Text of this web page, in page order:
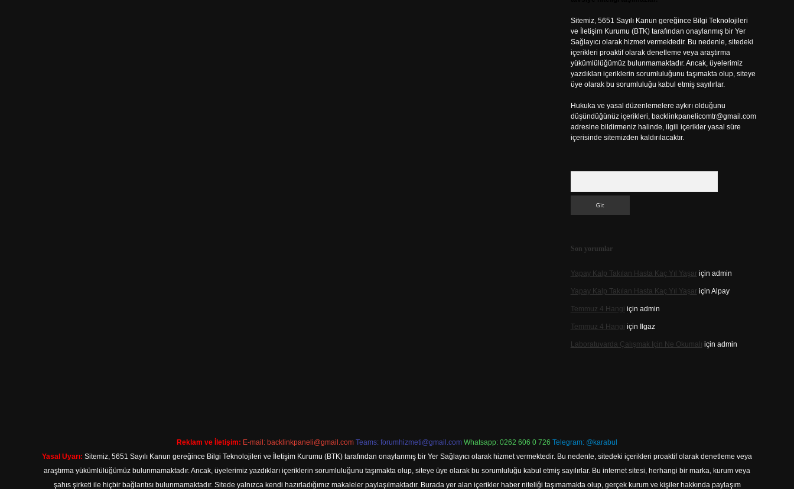
Sitemiz, 5651 Sayılı Kanun gereğince Bilgi Teknolojileri
ve İletişim Kurumu (BTK) tarafından onaylanmış bir Yer
Sağlayıcı olarak hizmet vermektedir. Bu nedenle, sitedeki
içerikleri proaktif olarak denetleme veya araştırma
yükümlülüğümüz bulunmamaktadır. Ancak, üyelerimiz
yazdıkları içeriklerin sorumluluğunu taşımakta olup, siteye
üye olarak bu sorumluluğu kabul etmiş sayılırlar.
Hukuka ve yasal düzenlemelere aykırı olduğunu
düşündüğünüz içerikleri, backlinkpanelicomtr@gmail.com
adresine bildirmeniz halinde, ilgili içerikler yasal süre
içerisinde sitemizden kaldırılacaktır.
Son yorumlar
Yapay Kalp Takılan Hasta Kaç Yıl Yaşariçin admin
Yapay Kalp Takılan Hasta Kaç Yıl Yaşariçin Alpay
Temmuz 4 Hangi için admin
Temmuz 4 Hangi için Ilgaz
Laboratuvarda Çalışmak Için Ne Okumalı için admin
Reklam ve İletişim: E-mail: backlinkpaneli@gmail.com Teams: forumhizmeti@gmail.com Whatsapp: 0262 606 0 726 Telegram: @karabul
Yasal Uyarı: Sitemiz, 5651 Sayılı Kanun gereğince Bilgi Teknolojileri ve İletişim Kurumu (BTK) tarafından onaylanmış bir Yer Sağlayıcı olarak hizmet vermektedir. Bu nedenle, sitedeki içerikleri proaktif olarak denetleme veya
araştırma yükümlülüğümüz bulunmamaktadır. Ancak, üyelerimiz yazdıkları içeriklerin sorumluluğunu taşımakta olup, siteye üye olarak bu sorumluluğu kabul etmiş sayılırlar. Bu internet sitesi, herhangi bir marka, kurum veya
şahıs şirketi ile hiçbir bağlantısı bulunmamaktadır. Sitede yalnızca kendi hazırladığımız makaleler paylaşılmaktadır. Burada yer alan içerikler haber niteliği taşımamakta olup, gerçek kurum ve kişiler hakkında paylaşım